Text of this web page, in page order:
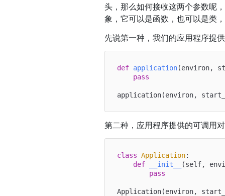
头，那么如何接收这两个参数呢
象，它可以是函数，也可以是类
先说第一种，我们的应用程序提
def application(environ,
pass
application(environ,
第二种，应用程序提供的可调用
class Application:
def
__init__ (self,
pass
Application(environ,